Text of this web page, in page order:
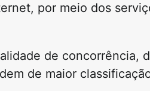
por meio dos
de concorrência,
de maior